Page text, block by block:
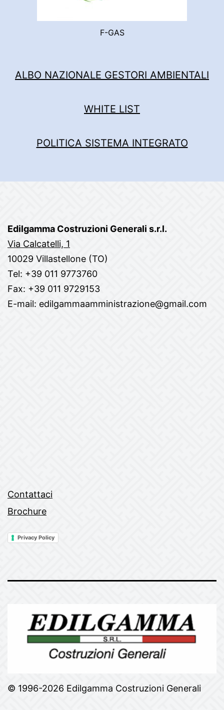
F-GAS
ALBO NAZIONALE GESTORI AMBIENTALI
WHITE LIST
POLITICA SISTEMA INTEGRATO
Edilgamma Costruzioni Generali s.r.l.
Via Calcatelli, 1
10029 Villastellone (TO)
Tel: +39 011 9773760
Fax: +39 011 9729153
E-mail: edilgammaamministrazione@gmail.com
Contattaci
Brochure
Privacy Policy
© 1996-2026 Edilgamma Costruzioni Generali